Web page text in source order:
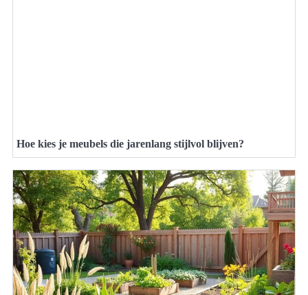
Hoe kies je meubels die jarenlang stijlvol blijven?